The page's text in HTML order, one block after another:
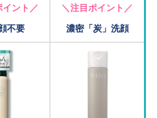
イント／
不要
＼注目ポイント／
濃密「炭」洗顔